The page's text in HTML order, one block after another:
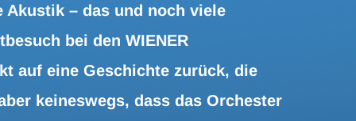
Akustik – das und noch viele
bei den WIENER
auf eine Geschichte zurück, die
keineswegs, dass das Orchester